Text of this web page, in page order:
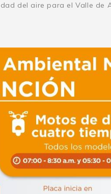
del aire para el Valle de